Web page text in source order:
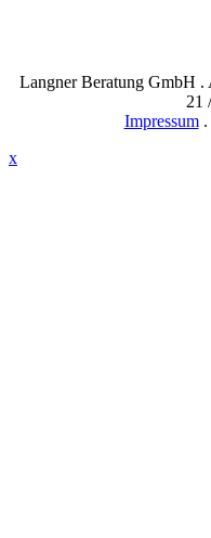
Langner Beratung GmbH .
21
Impressum.
x